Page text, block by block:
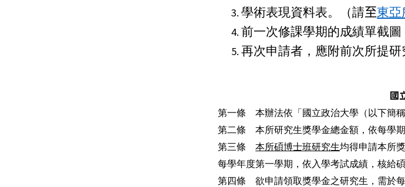
學術表現資料表。（請至東亞
前一次修課學期的成績單截圖
再次申請者，應附前次所提研
國
第一條 本辦法依「國立政治大學（以下簡
第二條 本所研究生獎學金總金額，依每學
第三條本所碩博士班研究生均得申請本所獎
每學年度第一學期，依入學考試成績，核給
第四條 欲申請領取獎學金之研究生，需於